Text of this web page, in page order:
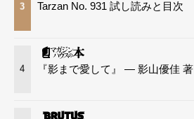
3 Tarzan No. 931 試し読みと目次
4 『影まで愛して』 — 影山優佳 著